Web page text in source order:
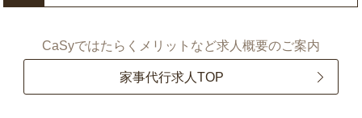
CaSyではたらくメリットなど求人概要のご案内
家事代行求人TOP